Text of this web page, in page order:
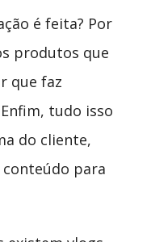
é feita? Por
produtos que
que faz
tudo isso
do cliente,
para